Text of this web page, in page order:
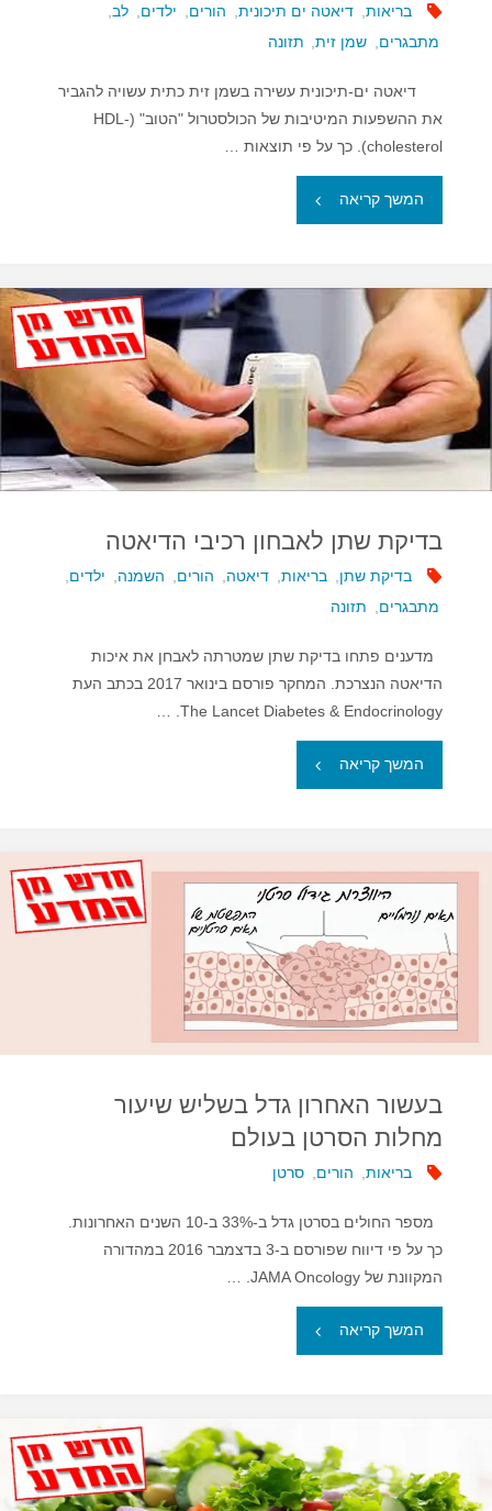
בריאות, דיאטה ים תיכונית, הורים, ילדים, לב,
מתבגרים, שמן זית, תזונה
דיאטה ים-תיכונית עשירה בשמן זית כתית עשויה להגביר
את ההשפעות המיטיבות של הכולסטרול "הטוב" (HDL-
cholesterol). כך על פי תוצאות …
המשך קריאה "דיאטה
ושמן
תורמים
לבריאות
בדיקת שתן לאבחון רכיבי הדיאטה
בדיקת שתן בריאות דיאטה הורים השמנה ילדים
מתבגרים
תזונה
מדענים פתחו בדיקת שתן שמטרתה לאבחן את איכות
הדיאטה הנצרכת. המחקר פורסם בינואר 2017 בכתב העת
The Lancet Diabetes & Endocrinology. …
המשך קריאה "בדיקת
רכיבי
הדיאטה"
בעשור האחרון גדל בשליש שיעור
מחלות הסרטן בעולם
בריאות, הורים, סרטן
מספר החולים בסרטן גדל ב-33% ב-10 השנים האחרונות.
כך על פי דיווח שפורסם ב-3 בדצמבר 2016 במהדורה
המקוונת של JAMA Oncology. …
המשך קריאה "בעשור
בשליש